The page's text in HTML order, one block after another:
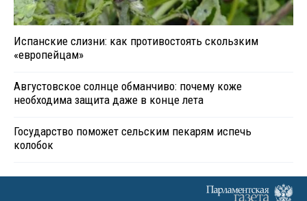
Испанские слизни: как противостоять скользким
«европейцам»
Августовское солнце обманчиво: почему коже
необходима защита даже в конце лета
Государство поможет сельским пекарям испечь
колобок